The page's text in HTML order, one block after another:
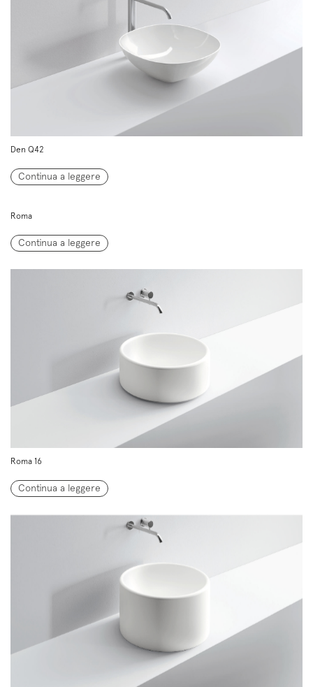
Den Q42
Continua a leggere
Roma
Continua a leggere
Roma 16
Continua a leggere